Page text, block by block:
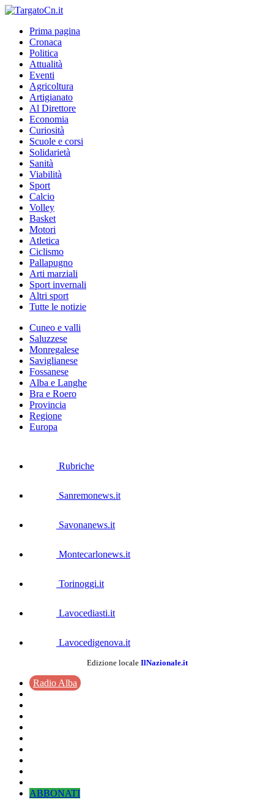
Prima pagina
Cronaca
Politica
Attualità
Eventi
Agricoltura
Artigianato
Al Direttore
Economia
Curiosità
Scuole e corsi
Solidarietà
Sanità
Viabilità
Sport
Calcio
Volley
Basket
Motori
Atletica
Ciclismo
Pallapugno
Arti marziali
Sport invernali
Altri sport
Tutte le notizie
Cuneo e valli
Saluzzese
Monregalese
Saviglianese
Fossanese
Alba e Langhe
Bra e Roero
Provincia
Regione
Europa
Rubriche
Sanremonews.it
Savonanews.it
Montecarlonews.it
Torinoggi.it
Lavocediasti.it
Lavocedigenova.it
Edizione locale IlNazionale.it
Radio Alba
ABBONATI